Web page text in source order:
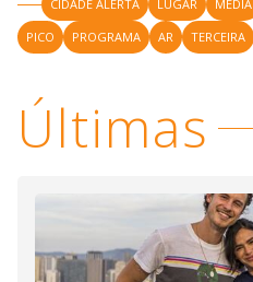
CIDADE ALERTA LUGAR MÉDIA
PICO
PROGRAMA AR TERCEIRA
Últimas